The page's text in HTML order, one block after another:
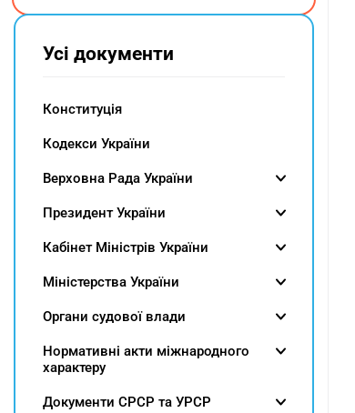
Усі документи
Конституція
Кодекси України
Верховна Рада України
Президент України
Кабінет Міністрів України
Міністерства України
Органи судової влади
Нормативні акти міжнародного
характеру
Документи СРСР та УРСР